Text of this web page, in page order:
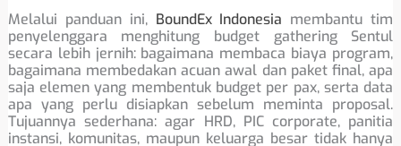
Melalui panduan ini, BoundEx Indonesia membantu tim
penyelenggara menghitung budget gathering Sentul
secara lebih jernih: bagaimana membaca biaya program,
bagaimana membedakan acuan awal dan paket final, apa
saja elemen yang membentuk budget per pax, serta data
apa yang perlu disiapkan sebelum meminta proposal.
Tujuannya sederhana: agar HRD, PIC corporate, panitia
instansi, komunitas, maupun keluarga besar tidak hanya